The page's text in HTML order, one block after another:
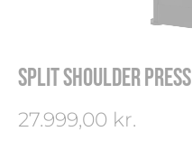
SPLIT SHOULDER PRESS
27.999,00 kr.